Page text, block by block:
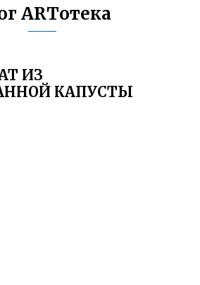
ARTотека
ИЗ
КАПУСТЫ